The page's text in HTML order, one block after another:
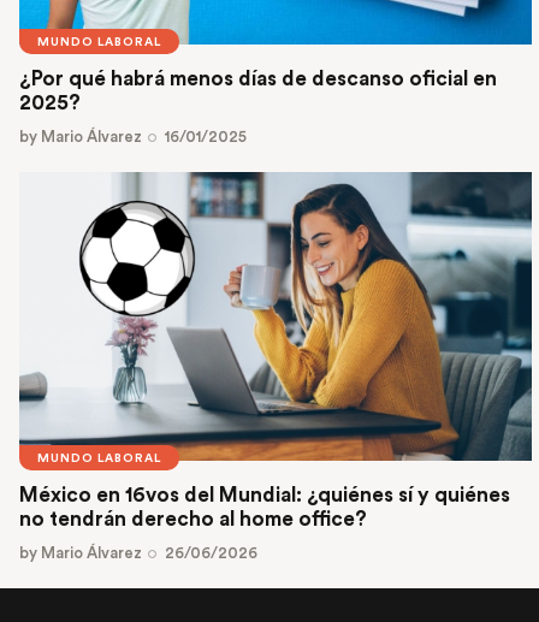
MUNDO LABORAL
¿Por qué habrá menos días de descanso oficial en
2025?
by Mario Álvarez 16/01/2025
MUNDO LABORAL
México en 16vos del Mundial: ¿quiénes sí y quiénes
no tendrán derecho al home office?
by Mario Álvarez 26/06/2026